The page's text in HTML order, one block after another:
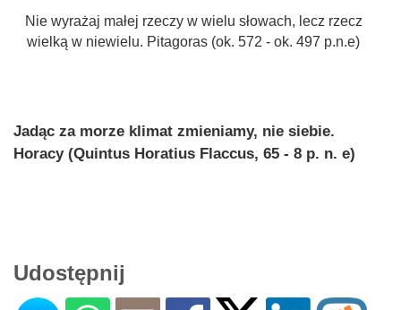
Nie wyrażaj małej rzeczy w wielu słowach, lecz rzecz
wielką w niewielu. Pitagoras (ok. 572 - ok. 497 p.n.e)
Jadąc za morze klimat zmieniamy, nie siebie.
Horacy (Quintus Horatius Flaccus, 65 - 8 p. n. e)
Udostępnij